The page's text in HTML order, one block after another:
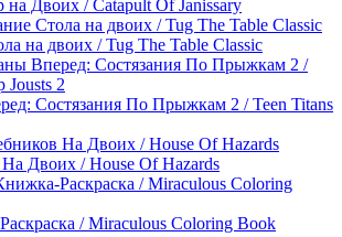
на Двоих / Catapult Of Janissary
на двоих / Tug The Table Classic
Состязания По Прыжкам 2 / Teen Titans
Двоих / House Of Hazards
/ Miraculous Coloring Book